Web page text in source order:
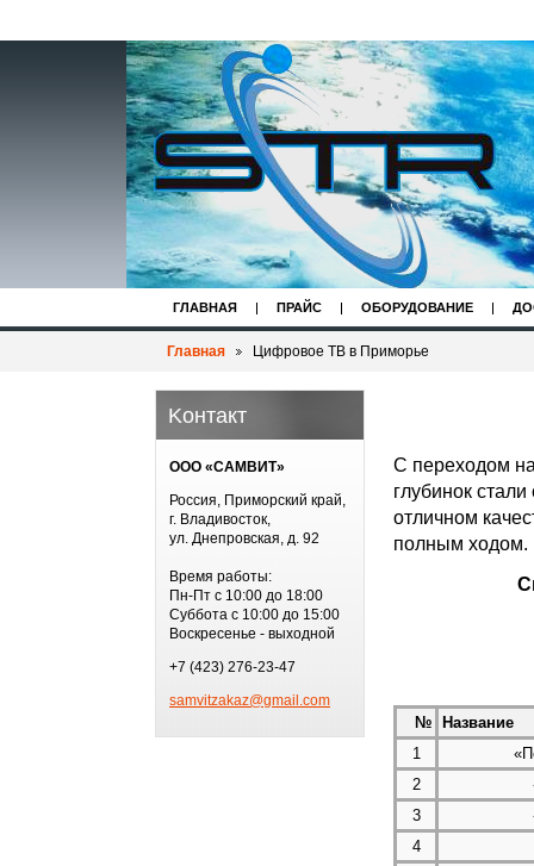
ГЛАВНАЯ ПРАЙС ОБОРУДОВАНИЕ
Главная Цифровое ТВ в Приморье
С переходом
глубинок
отличном
полным ходом.
Список
№
Название
1
2
3
4
Koнтакт
ООО «САМВИТ»
Россия, Приморский край,
г. Владивосток,
ул. Днепровская, д. 92
Время работы:
Пн-Пт с 10:00 до 18:00
Суббота с 10:00 до 15:00
Воскресенье - выходной
+7 (423) 276-23-47
samvitzakaz@gmail.com